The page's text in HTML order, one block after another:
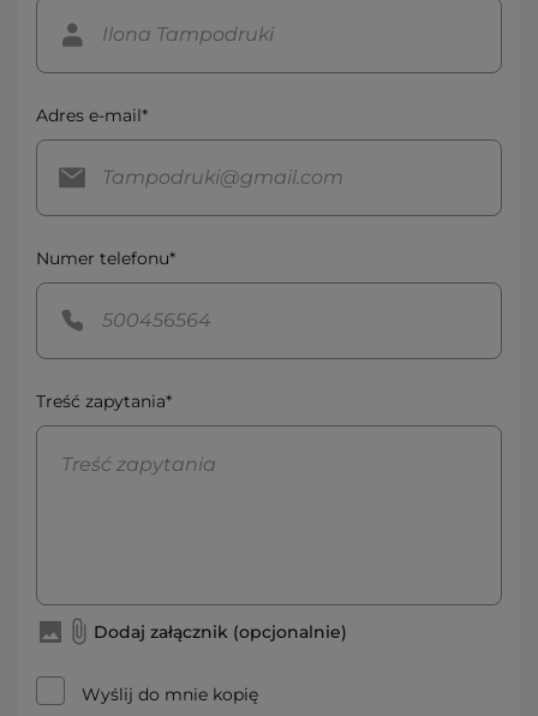
Adres e-mail*
Numer telefonu*
Treść zapytania*
Dodaj załącznik (opcjonalnie)
Wyślij do mnie kopię